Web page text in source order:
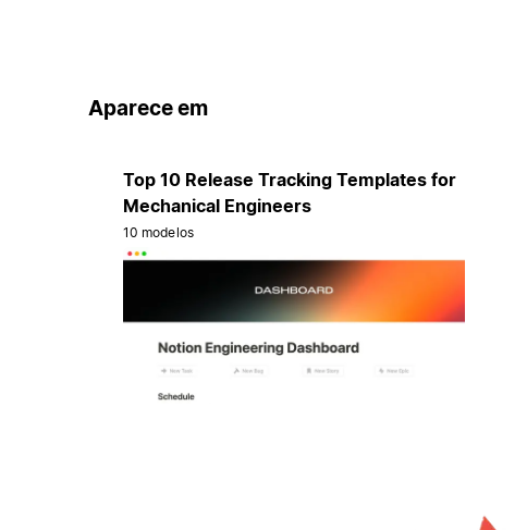
Aparece em
Top 10 Release Tracking Templates for
Mechanical Engineers
10 modelos